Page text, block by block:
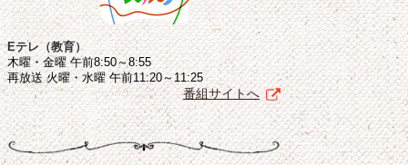
Eテレ（教育）
木曜・金曜 午前8:50～8:55
再放送 火曜・水曜 午前11:20～11:25
番組サイトへ